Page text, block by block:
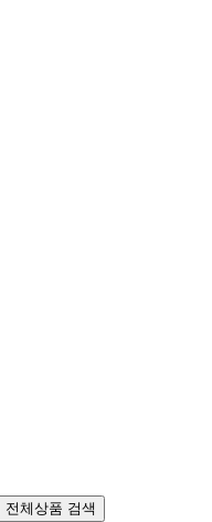
전체상품 검색